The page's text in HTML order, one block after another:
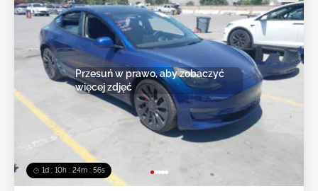
1d : 10h : 24m : 54s
Przesuń w prawo, aby zobaczyć
więcej zdjęć